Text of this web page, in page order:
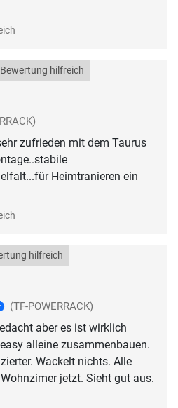
hilfreich
zufrieden mit dem Taurus
Heimtranieren ein
hilfreich
(TF-POWERRACK)
aber es ist wirklich
alleine zusammenbauen.
Wackelt nichts. Alle
jetzt. Sieht gut aus.